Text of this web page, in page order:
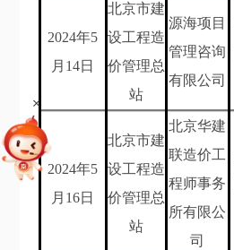
2024年5
月14日
北京市建
设工程造
价管理总
站
源海项目
管理咨询
有限公司
2024年5
月16日
北京市建
设工程造
价管理总
站
北京华建
联造价工
程师事务
所有限公
司
+